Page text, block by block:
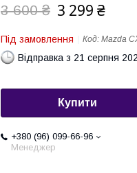
3 600 ₴ 3 299 ₴
Під замовлення Код: Mazda
Відправка з 21 серпня
Купити
+380 (96) 099-66-96
Менеджер